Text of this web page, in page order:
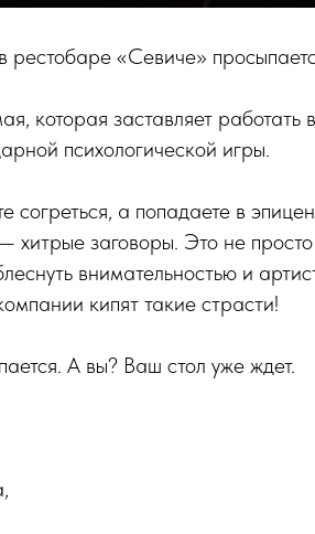
рестобаре «Севиче»
которая заставляет
психологической игры.
согреться, а попадаете в
заговоры. Это не просто
внимательностью и
кипят такие страсти!
А вы? Ваш стол уже ждет.